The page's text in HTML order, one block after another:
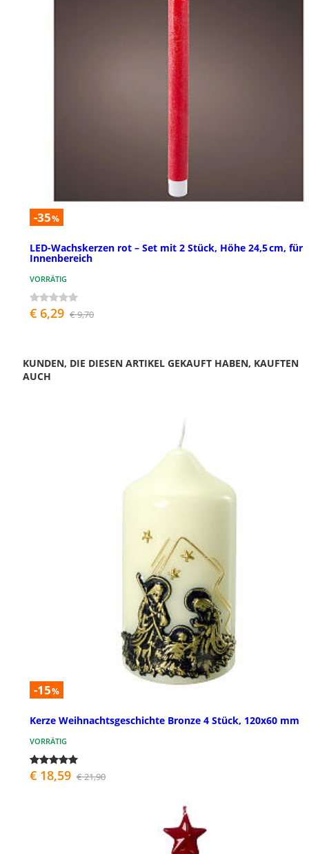
-35%
LED-Wachskerzen rot – Set mit 2 Stück, Höhe 24,5 cm, für
Innenbereich
VORRÄTIG
€ 6,29 € 9,70
KUNDEN, DIE DIESEN ARTIKEL GEKAUFT HABEN, KAUFTEN
AUCH
-15%
Kerze Weihnachtsgeschichte Bronze 4 Stück, 120x60 mm
VORRÄTIG
€ 18,59 € 21,90